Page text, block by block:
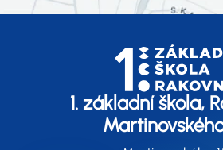
1. základní škola,